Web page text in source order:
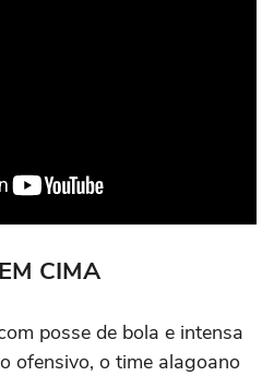
CIMA
posse de bola e intensa
ofensivo, o time alagoano